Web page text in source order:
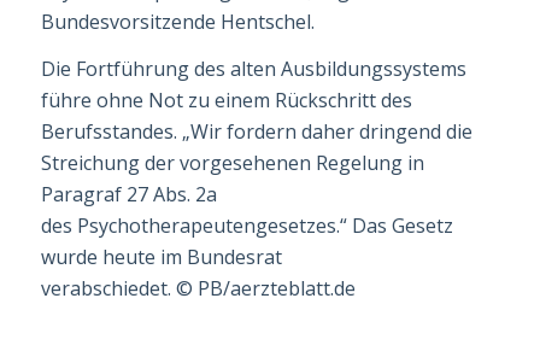
Bundesvorsitzende Hentschel.
Die Fortführung des alten Ausbildungssystems
führe ohne Not zu einem Rückschritt des
Berufsstandes. „Wir fordern daher dringend die
Streichung der vorgesehenen Regelung in
Paragraf 27 Abs. 2a
des Psychotherapeutengesetzes.“ Das Gesetz
wurde heute im Bundesrat
verabschiedet. © PB/aerzteblatt.de